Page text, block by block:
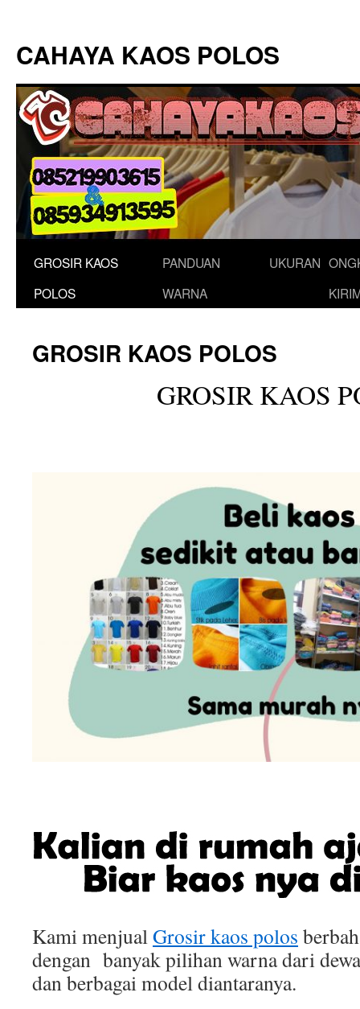
isi
CAHAYA KAOS POLOS
GROSIR KAOS
POLOS
PANDUAN
WARNA
UKURAN
GROSIR KAOS POLOS
GROSIR KAOS
Kami menjualGrosir kaos polos
dengan banyak pilihan warna dari
dan berbagai model diantaranya.